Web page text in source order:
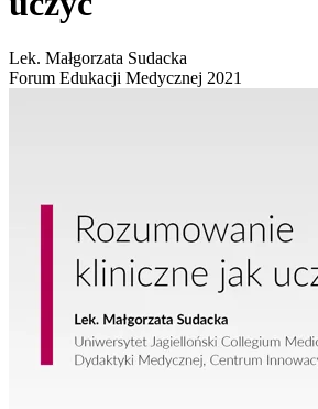
Lek. Małgorzata Sudacka
Forum Edukacji Medycznej 2021